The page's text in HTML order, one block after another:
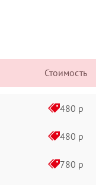
Стоимость
480 р
480 р
780 р